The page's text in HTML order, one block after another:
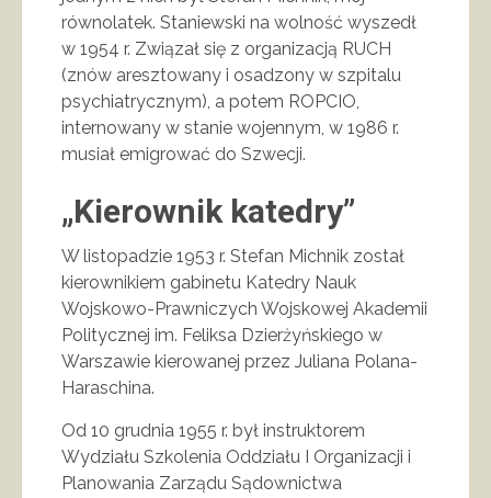
równolatek. Staniewski na wolność wyszedł
w 1954 r. Związał się z organizacją RUCH
(znów aresztowany i osadzony w szpitalu
psychiatrycznym), a potem ROPCIO,
internowany w stanie wojennym, w 1986 r.
musiał emigrować do Szwecji.
„Kierownik katedry”
W listopadzie 1953 r. Stefan Michnik został
kierownikiem gabinetu Katedry Nauk
Wojskowo-Prawniczych Wojskowej Akademii
Politycznej im. Feliksa Dzierżyńskiego w
Warszawie kierowanej przez Juliana Polana-
Haraschina.
Od 10 grudnia 1955 r. był instruktorem
Wydziału Szkolenia Oddziału I Organizacji i
Planowania Zarządu Sądownictwa